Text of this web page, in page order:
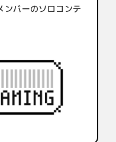
ンバーのソロコンテ